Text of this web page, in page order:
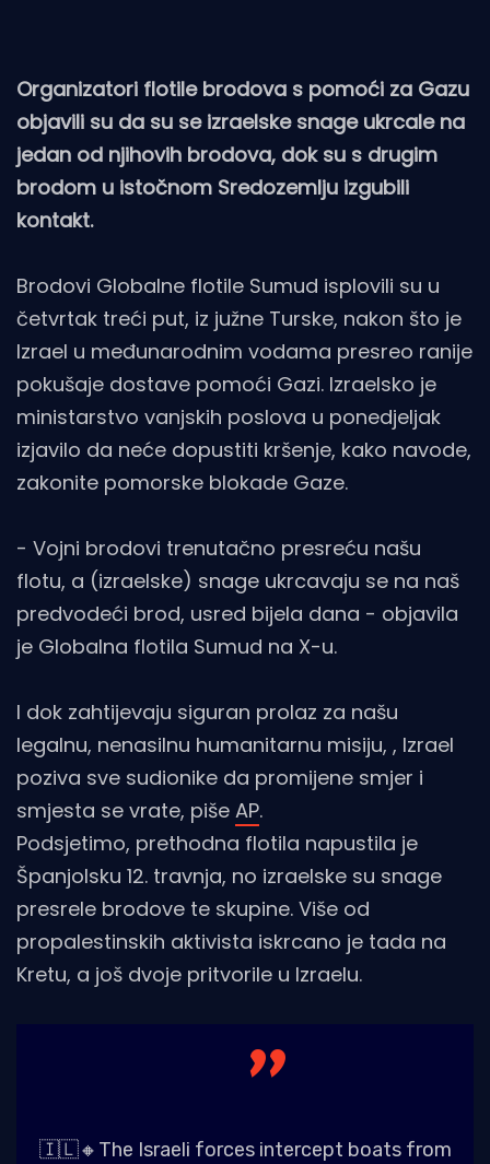
Organizatori flotile brodova s pomoći za Gazu
objavili su da su se izraelske snage ukrcale na
jedan od njihovih brodova, dok su s drugim
brodom u istočnom Sredozemlju izgubili
kontakt.
Brodovi Globalne flotile Sumud isplovili su u
četvrtak treći put, iz južne Turske, nakon što je
Izrael u međunarodnim vodama presreo ranije
pokušaje dostave pomoći Gazi. Izraelsko je
ministarstvo vanjskih poslova u ponedjeljak
izjavilo da neće dopustiti kršenje, kako navode,
zakonite pomorske blokade Gaze.
- Vojni brodovi trenutačno presreću našu
flotu, a (izraelske) snage ukrcavaju se na naš
predvodeći brod, usred bijela dana - objavila
je Globalna flotila Sumud na X-u.
I dok zahtijevaju siguran prolaz za našu
legalnu, nenasilnu humanitarnu misiju, , Izrael
poziva sve sudionike da promijene smjer i
smjesta se vrate, piše AP.
Podsjetimo, prethodna flotila napustila je
Španjolsku 12. travnja, no izraelske su snage
presrele brodove te skupine. Više od
propalestinskih aktivista iskrcano je tada na
Kretu, a još dvoje pritvorile u Izraelu.
🇮🇱🔸The Israeli forces intercept boats from